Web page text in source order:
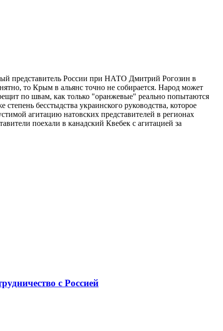
представитель России при НАТО Дмитрий Рогозин в
то Крым в альянс точно не собирается. Народ может
по швам, как только "оранжевые" реально попытаются
бесстыдства украинского руководства, которое
агитацию натовских представителей в регионах
поехали в канадский Квебек с агитацией за
с Россией